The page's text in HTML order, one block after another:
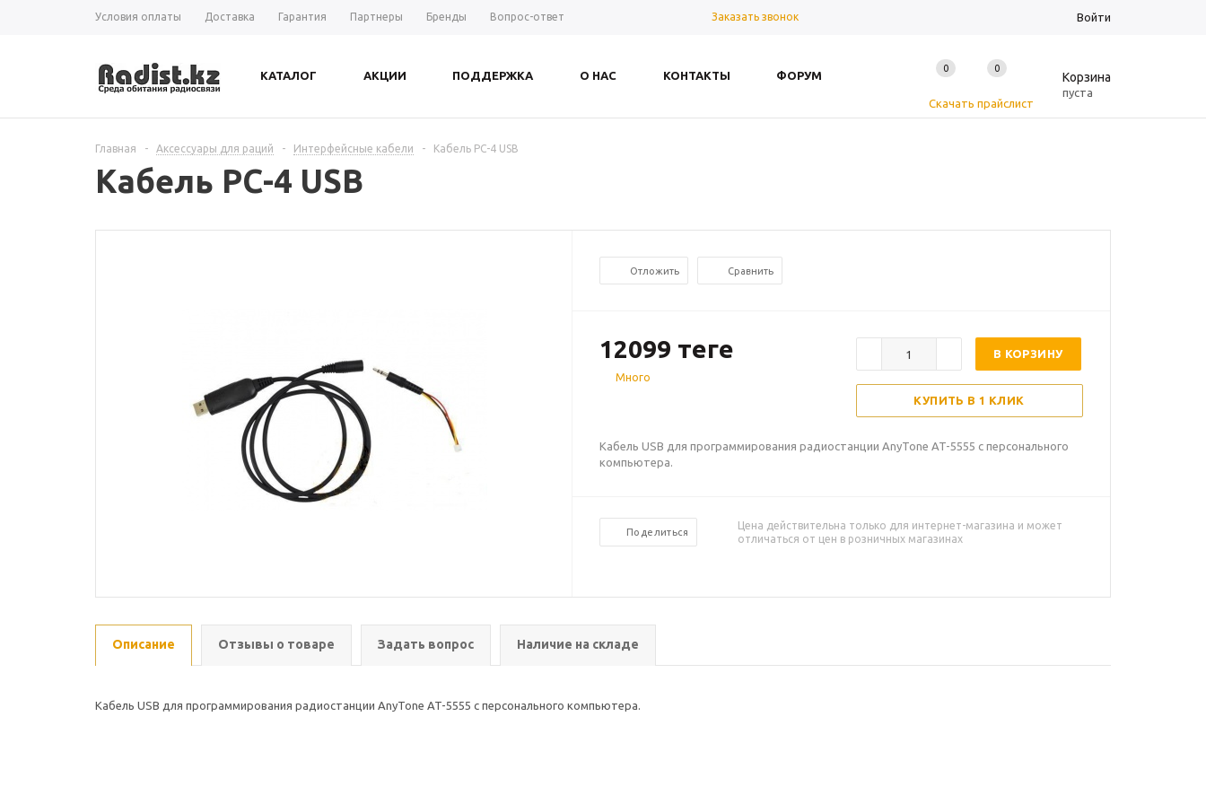
Условия оплаты Доставка Гарантия Партнеры Бренды Вопрос-ответ Заказать звонок Войти
КАТАЛОГ АКЦИИ ПОДДЕРЖКА О НАС КОНТАКТЫ ФОРУМ
Скачать прайслист
0 0
Корзина
пуста
Главная - Аксессуары для раций - Интерфейсные кабели - Кабель PC-4 USB
Кабель PC-4 USB
Отложить Сравнить
12099 теңге
Много
В КОРЗИНУ
КУПИТЬ В 1 КЛИК
Кабель USB для программирования радиостанции AnyTone AT-5555 с персонального
компьютера.
Поделиться
Цена действительна только для интернет-магазина и может
отличаться от цен в розничных магазинах
Описание Отзывы о товаре Задать вопрос Наличие на складе
Кабель USB для программирования радиостанции AnyTone AT-5555 с персонального компьютера.